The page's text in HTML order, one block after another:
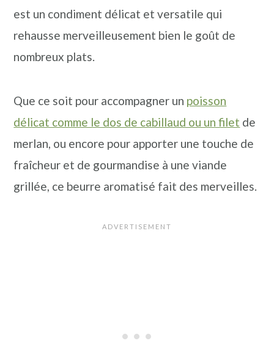
est un condiment délicat et versatile qui
rehausse merveilleusement bien le goût de
nombreux plats.
Que ce soit pour accompagner un poisson
délicat comme le dos de cabillaud ou un filet de
merlan, ou encore pour apporter une touche de
fraîcheur et de gourmandise à une viande
grillée, ce beurre aromatisé fait des merveilles.